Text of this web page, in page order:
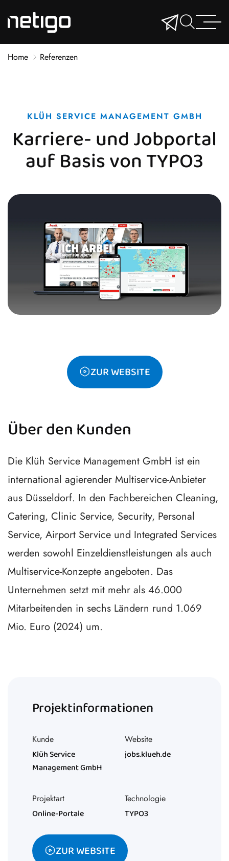
Home Referenzen
KLÜH SERVICE MANAGEMENT GMBH
Karriere- und Jobportal
auf Basis von TYPO3
ZUR WEBSITE
Über den Kunden
Die Klüh Service Management GmbH ist ein
international agierender Multiservice-Anbieter
aus Düsseldorf. In den Fachbereichen Cleaning,
Catering, Clinic Service, Security, Personal
Service, Airport Service und Integrated Services
werden sowohl Einzeldienstleistungen als auch
Multiservice-Konzepte angeboten. Das
Unternehmen setzt mit mehr als 46.000
Mitarbeitenden in sechs Ländern rund 1.069
Mio. Euro (2024) um.
Projektinformationen
Kunde
Klüh Service
Management GmbH
Website
jobs.klueh.de
Projektart
Online-Portale
Technologie
TYPO3
ZUR WEBSITE